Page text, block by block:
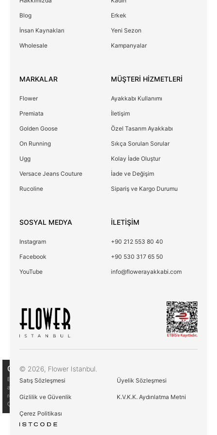
Blog
İnsan Kaynakları
Wholesale
Erkek
Yeni Sezon
Kampanyalar
MARKALAR
Flower
Premiata
Golden Goose
On Running
Ugg
Versace Jeans Couture
Rucoline
MÜŞTERİ HİZMETLERİ
Ayakkabı Kullanımı
İletişim
Özel Tasarım Ayakkabı
Sıkça Sorulan Sorular
Kolay İade Oluştur
İade ve Değişim
Sipariş ve Kargo Durumu
SOSYAL MEDYA
Instagram
Facebook
YouTube
İLETİŞİM
+90 212 553 80 40
+90 530 317 65 50
info@flowerayakkabi.com
© 2026, Flower Istanbul.
Satış Sözleşmesi Üyelik Sözleşmesi
Gizlilik ve Güvenlik K.V.K.K. Aydınlatma Metni
Çerez Politikası
Çerez Kullanımı
Birinci ve üçüncü kişi çerezlerini analiz amacıyla,
alışkanlarınıza ve profilinize bağlı olarak tercihlerinizle bağlantılı
reklamlar göstermek için kullanıyoruz. Daha fazla bilgi için
Çerez Politikamıza göz atın